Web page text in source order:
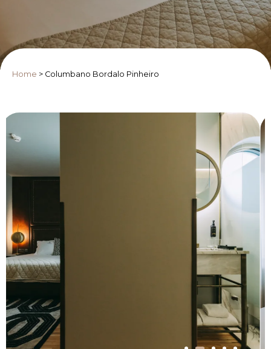
Home > Columbano Bordalo Pinheiro